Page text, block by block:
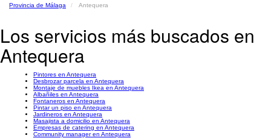
Provincia de Málaga Antequera
Los servicios más buscados en
Antequera
Pintores en Antequera
Desbrozar parcela en Antequera
Montaje de muebles Ikea en Antequera
Albañiles en Antequera
Fontaneros en Antequera
Pintar un piso en Antequera
Jardineros en Antequera
Masajista a domicilio en Antequera
Empresas de catering en Antequera
Community manager en Antequera